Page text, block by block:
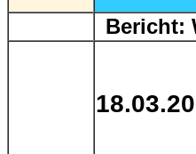
Bericht: